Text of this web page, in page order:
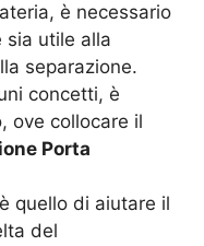
è necessario
sia utile alla
separazione.
concetti, è
ove collocare il
Porta
quello di aiutare il
del